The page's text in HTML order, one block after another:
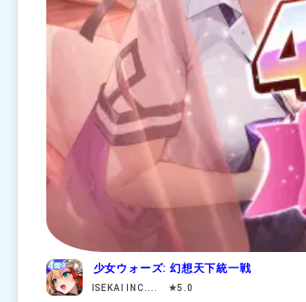
少女ウォーズ: 幻想天下統一戦
ISEKAI INC.... ★5.0